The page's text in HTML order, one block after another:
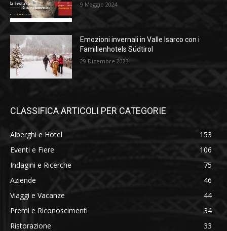
9 Maggio 2024
Emozioni invernali in Valle Isarco con i
Familienhotels Südtirol
29 Dicembre 2023
CLASSIFICA ARTICOLI PER CATEGORIE
Alberghi e Hotel
153
Eventi e Fiere
106
Indagini e Ricerche
75
Aziende
46
Viaggi e Vacanze
44
Premi e Riconoscimenti
34
Ristorazione
33